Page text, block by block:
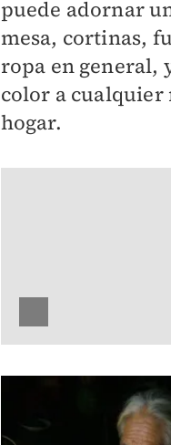
puede adornar
mesa, cortinas,
ropa en general,
color a
hogar.